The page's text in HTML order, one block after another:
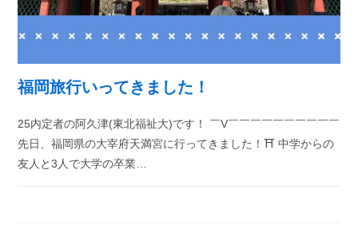
福岡旅行いってきました！
25内定者の阿久津(東北福祉大)です！ ￣V￣￣￣￣￣￣￣￣￣￣
先日、福岡県の大宰府天満宮に行ってきました！⛩ 中学からの
友人と3人で大学の卒業…